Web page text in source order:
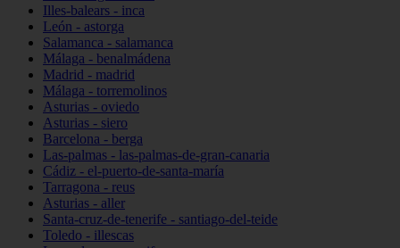
Illes-balears - inca
León - astorga
Salamanca - salamanca
Málaga - benalmádena
Madrid - madrid
Málaga - torremolinos
Asturias - oviedo
Asturias - siero
Barcelona - berga
Las-palmas - las-palmas-de-gran-canaria
Cádiz - el-puerto-de-santa-maría
Tarragona - reus
Asturias - aller
Santa-cruz-de-tenerife - santiago-del-teide
Toledo - illescas